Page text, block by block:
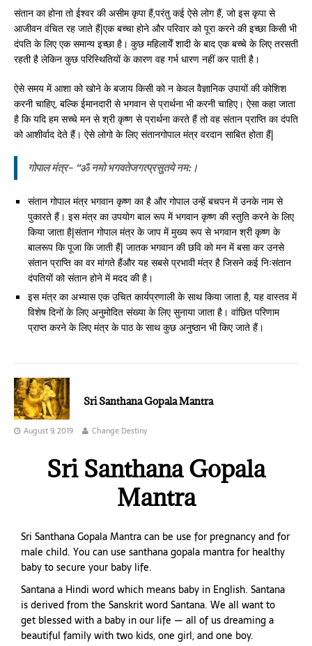
संतान का होना तो ईश्वर की असीम कृपा हैं,परंतु कई ऐसे लोग हैं, जो इस कृपा से
आजीवन वंचित रह जाते हैं|एक बच्चा होने और परिवार को पूरा करने की इच्छा किसी भी
दंपति के लिए एक समान्य इच्छा है। कुछ महिलायेँ शादी के बाद एक बच्चे के लिए तरसती
रहती है लेकिन कुछ परिस्थितियों के कारण वह गर्भ धारण नहीं कर पाती है।
ऐसे समय में आशा को खोने के बजाय किसी को न केवल वैज्ञानिक उपायों की कोशिश
करनी चाहिए, बल्कि ईमानदारी से भगवान से प्रार्थना भी करनी चाहिए। ऐसा कहा जाता
है कि यदि हम सच्चे मन से श्री कृष्ण से प्रार्थना करते हैं तो वह संतान प्राप्ति का दंपति
को आशीर्वाद देते हैं। ऐसे लोगो के लिए संतानगोपाल मंत्र वरदान साबित होता हैं|
गोपाल मंत्र- “ॐ नमो भगवतेजगत्प्रसुतये नम:।
संतान गोपाल मंत्र भगवान कृष्ण का है और गोपाल उन्हें बचपन में उनके नाम से
पुकारते हैं। इस मंत्र का उपयोग बाल रूप में भगवान कृष्ण की स्तुति करने के लिए
किया जाता है|संतान गोपाल मंत्र के जाप में मुख्य रूप से भगवान श्री कृष्ण के
बालरूप कि पूजा कि जाती हैं| जातक भगवान की छवि को मन में बसा कर उनसे
संतान प्राप्ति का वर मांगते हैंऔर यह सबसे प्रभावी मंत्र है जिसने कई निःसंतान
दंपतियों को संतान होने में मदद की है।
इस मंत्र का अभ्यास एक उचित कार्यप्रणाली के साथ किया जाता है, यह वास्तव में
विशेष दिनों के लिए अनुमोदित संख्या के लिए सुनाया जाता है। वांछित परिणाम
प्राप्त करने के लिए मंत्र के पाठ के साथ कुछ अनुष्ठान भी किए जाते हैं।
Sri Santhana Gopala Mantra
August 9, 2019 Change Destiny
Sri Santhana Gopala
Mantra
Sri Santhana Gopala Mantra can be use for pregnancy and for
male child. You can use santhana gopala mantra for healthy
baby to secure your baby life.
Santana a Hindi word which means baby in English. Santana
is derived from the Sanskrit word Santana. We all want to
get blessed with a baby in our life — all of us dreaming a
beautiful family with two kids, one girl, and one boy.